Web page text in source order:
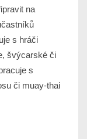
na
s hráči
švýcarské či
s
či muay-thai